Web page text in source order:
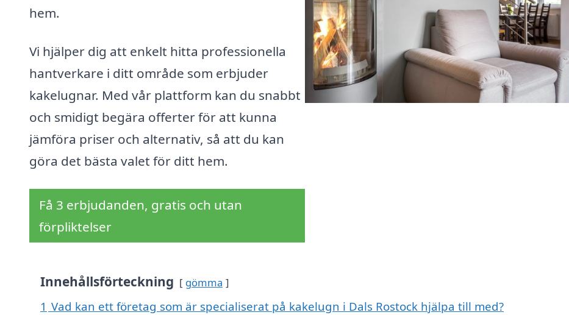
hem.
Vi hjälper dig att enkelt hitta professionella
hantverkare i ditt område som erbjuder
kakelugnar. Med vår plattform kan du snabbt
och smidigt begära offerter för att kunna
jämföra priser och alternativ, så att du kan
göra det bästa valet för ditt hem.
Få 3 erbjudanden, gratis och utan
förpliktelser
Innehållsförteckning gömma
1 Vad kan ett företag som är specialiserat på kakelugn i Dals Rostock hjälpa till med?